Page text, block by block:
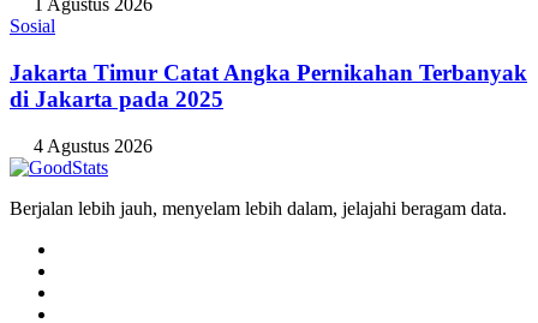
1 Agustus 2026
Sosial
Jakarta Timur Catat Angka Pernikahan Terbanyak
di Jakarta pada 2025
4 Agustus 2026
Berjalan lebih jauh, menyelam lebih dalam, jelajahi beragam data.